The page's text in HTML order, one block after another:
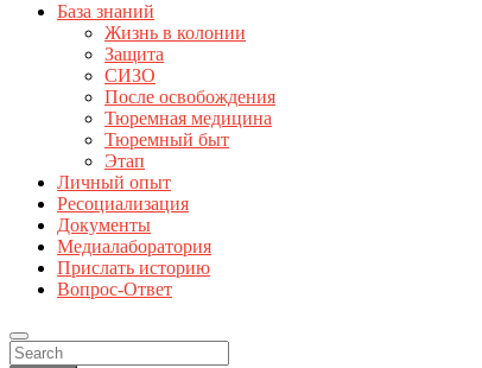
База знаний
Жизнь в колонии
Защита
СИЗО
После освобождения
Тюремная медицина
Тюремный быт
Этап
Личный опыт
Ресоциализация
Документы
Медиалаборатория
Прислать историю
Вопрос-Ответ